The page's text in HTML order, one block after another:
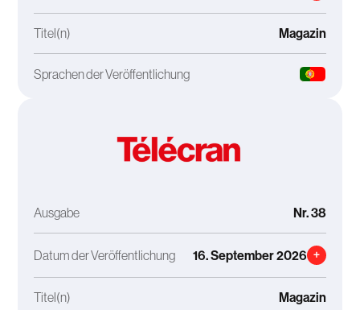
Titel(n) Magazin
Sprachen der Veröffentlichung
Ausgabe Nr. 38
Datum der Veröffentlichung 16. September 2026 +
Titel(n) Magazin